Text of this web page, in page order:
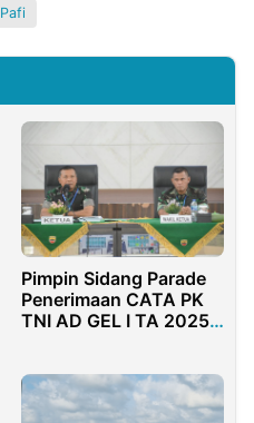
Pafi
Pimpin Sidang Parade
Penerimaan CATA PK
TNI AD GEL I TA 2025,